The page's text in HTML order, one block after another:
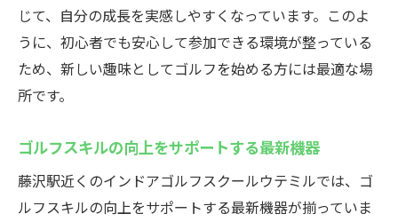
じて、自分の成長を実感しやすくなっています。このよ
うに、初心者でも安心して参加できる環境が整っている
ため、新しい趣味としてゴルフを始める方には最適な場
所です。
ゴルフスキルの向上をサポートする最新機器
藤沢駅近くのインドアゴルフスクールウテミルでは、ゴ
ルフスキルの向上をサポートする最新機器が揃っていま